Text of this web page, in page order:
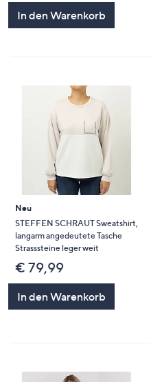
In den Warenkorb
Neu
STEFFEN SCHRAUT Sweatshirt,
langarm angedeutete Tasche
Strasssteine leger weit
€ 79,99
In den Warenkorb